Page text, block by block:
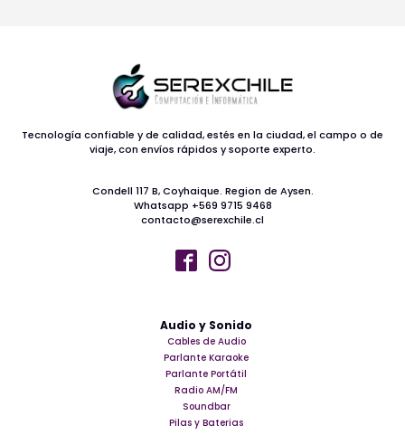
Audio y Sonido
Cables de Audio
Parlante Karaoke
Parlante Portátil
Radio AM/FM
Soundbar
Pilas y Baterias
Tecnología confiable y de calidad, estés en la ciudad, el campo o de
viaje, con envíos rápidos y soporte experto.
Condell 117 B, Coyhaique. Region de Aysen.
Whatsapp +569 9715 9468
contacto@serexchile.cl